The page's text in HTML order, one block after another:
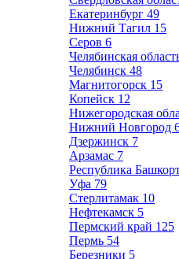
Екатеринбург 49
Нижний Тагил 15
Серов 6
Челябинская
Челябинск 48
Магнитогорск 15
Копейск 12
Нижегородская
Нижний Новгород
Дзержинск 7
Арзамас 7
Республика
Уфа 79
Стерлитамак 10
Нефтекамск 5
Пермский край 125
Пермь 54
Березники 5